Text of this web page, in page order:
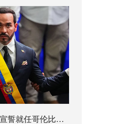
德拉埃斯普列亚宣誓就任哥伦比亚总统